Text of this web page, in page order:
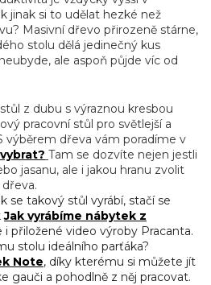
jinak si to udělat hezké než
Masivní dřevo přirozeně stárne,
stolu dělá jedinečný kus
ale aspoň půjde víc od
z dubu s výraznou kresbou
pracovní stůl pro světlejší a
výběrem dřeva vám poradíme v
Tam se dozvíte nejen jestli
jasanu, ale i jakou hranu zvolit
se takový stůl vyrábí, stačí se
Jak vyrábíme nábytek z
i přiložené video výroby Pracanta.
stolu ideálního parťáka?
Note, díky kterému si můžete jít
gauči a pohodlně z něj pracovat.